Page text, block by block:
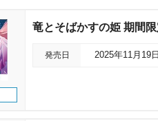
竜とそばかすの姫 期間
発売日 2025年11月19日